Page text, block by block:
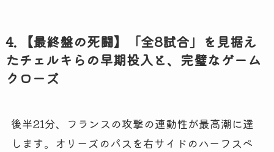
4. 【最終盤の死闘】「全8試合」を見据え
たチェルキらの早期投入と、完璧なゲーム
クローズ
後半21分、フランスの攻撃の連動性が最高潮に達
します。オリーズのパスを右サイドのハーフスペ